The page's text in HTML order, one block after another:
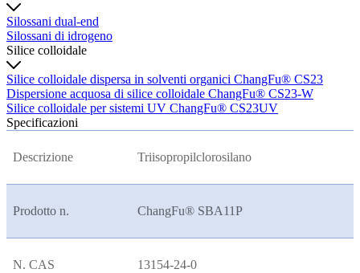
Silossani dual-end
Silossani di idrogeno
Silice colloidale
Silice colloidale dispersa in solventi organici ChangFu® CS23
Dispersione acquosa di silice colloidale ChangFu® CS23-W
Silice colloidale per sistemi UV ChangFu® CS23UV
Specificazioni
Descrizione Triisopropilclorosilano
Prodotto n. ChangFu® SBA11P
N. CAS 13154-24-0